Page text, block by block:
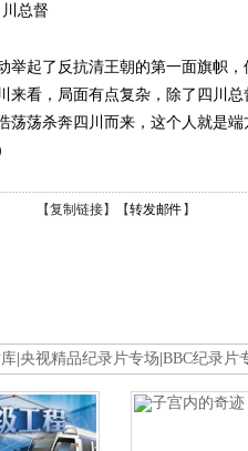
川总督
举起了反抗清王朝的第一面旗帜
来看，局面有点复杂，除了四川
荡荡杀奔四川而来，这个人就是
【复制链接】【转发邮件 】
央视精品纪录片专场 BBC纪录片